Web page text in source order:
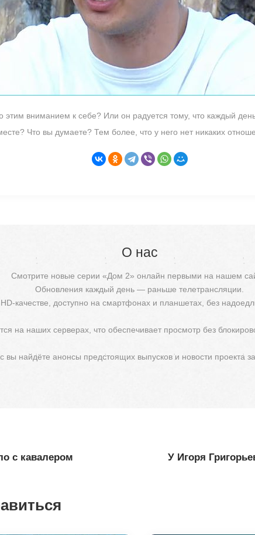
этим вниманием к себе? Или он радуется тому, что каждый
Что вы думаете? Тем более, что у него нет никаких
О нас
Смотрите новые серии «Дом 2» онлайн первыми на нашем
Обновления каждый день — раньше телетрансляции.
качестве, доступно на смартфонах и планшетах, без
на наших серверах, что обеспечивает просмотр без
вы найдёте анонсы предстоящих выпусков и новости проекта
с кавалером У Игоря